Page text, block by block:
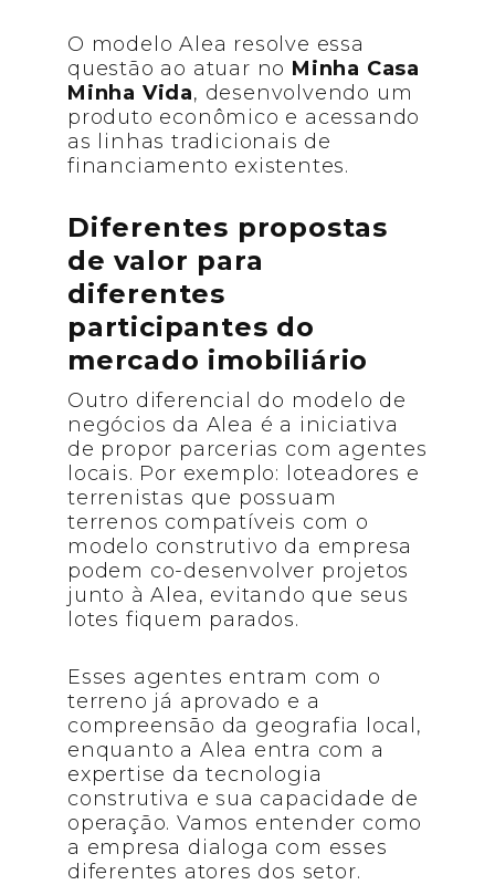
O modelo Alea resolve essa
questão ao atuar no Minha Casa
Minha Vida, desenvolvendo um
produto econômico e acessando
as linhas tradicionais de
financiamento existentes.
Diferentes propostas
de valor para
diferentes
participantes do
mercado imobiliário
Outro diferencial do modelo de
negócios da Alea é a iniciativa
de propor parcerias com agentes
locais. Por exemplo: loteadores e
terrenistas que possuam
terrenos compatíveis com o
modelo construtivo da empresa
podem co-desenvolver projetos
junto à Alea, evitando que seus
lotes fiquem parados.
Esses agentes entram com o
terreno já aprovado e a
compreensão da geografia local,
enquanto a Alea entra com a
expertise da tecnologia
construtiva e sua capacidade de
operação. Vamos entender como
a empresa dialoga com esses
diferentes atores dos setor.